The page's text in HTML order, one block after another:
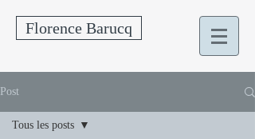
Florence Barucq
Post
Tous les posts